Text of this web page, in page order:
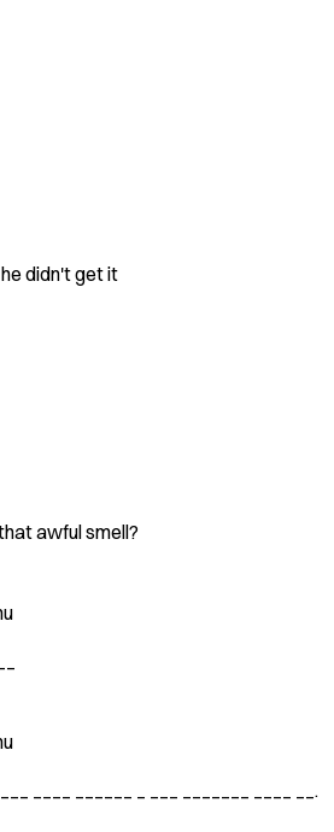
didn't get it
awful smell?
____ ______ _ ___ _______ ____ __.